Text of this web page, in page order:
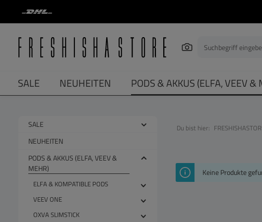
Zur Hauptnavigation springen
SALE NEUHEITEN PODS & AKKUS (ELFA, VEEV &
SALE
NEUHEITEN
PODS & AKKUS (ELFA, VEEV &
MEHR)
ELFA & KOMPATIBLE PODS
VEEV ONE
OXVA SLIMSTICK
Du bist hier:
Keine Produkte